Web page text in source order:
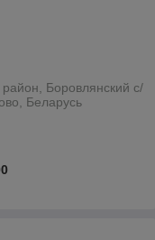
Боровлянский с/
Беларусь